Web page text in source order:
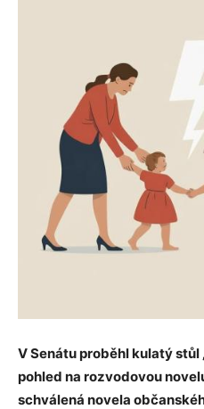
V Senátu proběhl kulatý
pohled na rozvodovou
schválená novela